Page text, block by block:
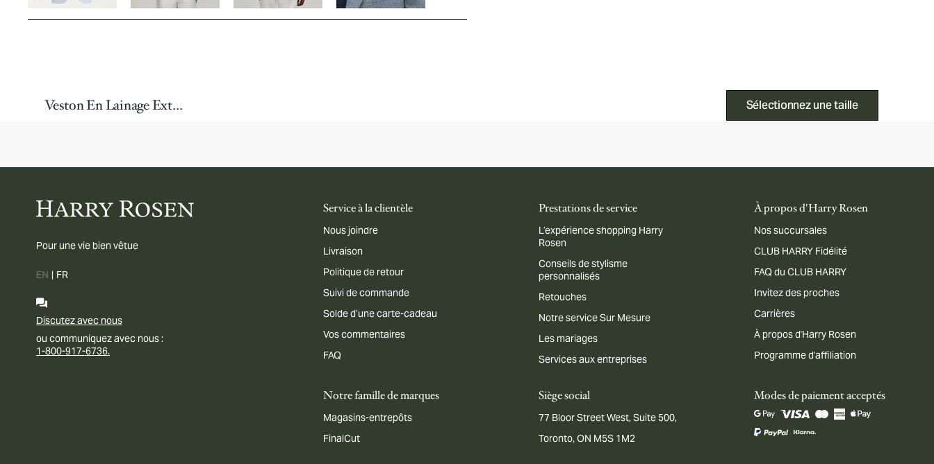
Veston En Lainage Extensible À Chevrons Sélectionnez une taille
Pour une vie bien vêtue
EN | FR
Discutez avec nous
ou communiquez avec nous :
1-800-917-6736.
Service à la clientèle
Nous joindre
Livraison
Politique de retour
Suivi de commande
Solde d’une carte-cadeau
Vos commentaires
FAQ
Prestations de service
L’expérience shopping Harry
Rosen
Conseils de stylisme
personnalisés
Retouches
Notre service Sur Mesure
Les mariages
Services aux entreprises
À propos d'Harry Rosen
Nos succursales
CLUB HARRY Fidélité
FAQ du CLUB HARRY
Invitez des proches
Carrières
À propos d'Harry Rosen
Programme d'affiliation
Notre famille de marques
Magasins-entrepôts
FinalCut
Siège social
77 Bloor Street West, Suite 500,
Toronto, ON M5S 1M2
Modes de paiement acceptés